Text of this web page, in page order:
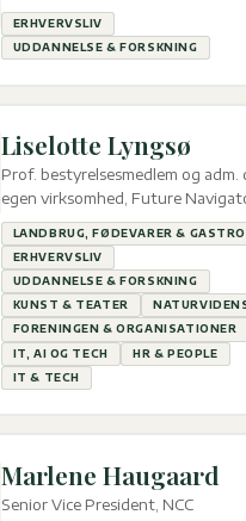
ERHVERVSLIV
UDDANNELSE & FORSKNING
Liselotte Lyngsø
Prof. bestyrelsesmedlem og adm.
egen virksomhed, Future
LANDBRUG, FØDEVARER &
ERHVERVSLIV
UDDANNELSE & FORSKNING
KUNST & TEATER
FORENINGEN & ORGANISATIONER
IT, AI OG TECH
HR & PEOPLE
IT & TECH
Marlene Haugaard
Senior Vice President, NCC